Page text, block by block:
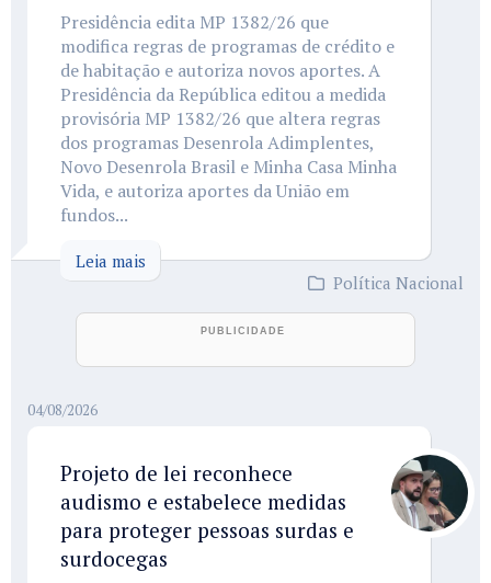
Presidência edita MP 1382/26 que
modifica regras de programas de crédito e
de habitação e autoriza novos aportes. A
Presidência da República editou a medida
provisória MP 1382/26 que altera regras
dos programas Desenrola Adimplentes,
Novo Desenrola Brasil e Minha Casa Minha
Vida, e autoriza aportes da União em
fundos...
Leia mais
Política Nacional
04/08/2026
Projeto de lei reconhece
audismo e estabelece medidas
para proteger pessoas surdas e
surdocegas